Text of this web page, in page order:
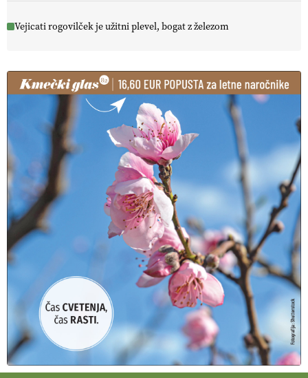
Vejicati rogovilček je užitni plevel, bogat z železom